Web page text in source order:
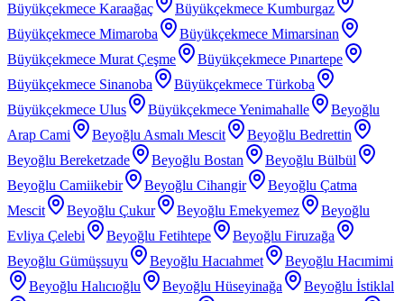
Büyükçekmece Karaağaç
Büyükçekmece Kumburgaz
Büyükçekmece Mimaroba
Büyükçekmece Mimarsinan
Büyükçekmece Murat Çeşme
Büyükçekmece Pınartepe
Büyükçekmece Sinanoba
Büyükçekmece Türkoba
Büyükçekmece Ulus
Büyükçekmece Yenimahalle
Beyoğlu
Arap Cami
Beyoğlu Asmalı Mescit
Beyoğlu Bedrettin
Beyoğlu Bereketzade
Beyoğlu Bostan
Beyoğlu Bülbül
Beyoğlu Camiikebir
Beyoğlu Cihangir
Beyoğlu Çatma
Mescit
Beyoğlu Çukur Beyoğlu Emekyemez
Beyoğlu
Evliya Çelebi
Beyoğlu Fetihtepe
Beyoğlu Firuzağa
Beyoğlu Gümüşsuyu
Beyoğlu Hacıahmet
Beyoğlu Hacımimi
Beyoğlu Halıcıoğlu
Beyoğlu Hüseyinağa
Beyoğlu İstiklal